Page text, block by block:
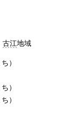
古江地域
）
）
）